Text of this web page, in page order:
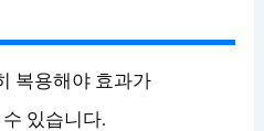
복용해야 효과가
있습니다.